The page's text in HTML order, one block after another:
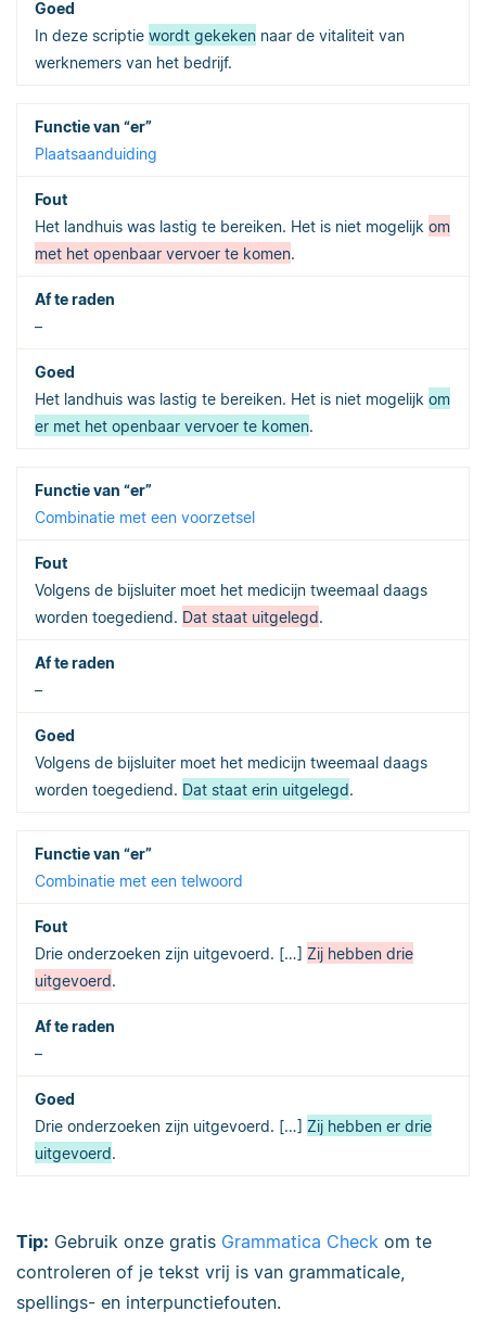
In deze scriptie wordt gekeken naar de vitaliteit van
werknemers van het bedrijf.
Plaatsaanduiding
Het landhuis was lastig te bereiken. Het is niet mogelijk om
met het openbaar vervoer te komen.
–
Het landhuis was lastig te bereiken. Het is niet mogelijk om
er met het openbaar vervoer te komen.
Combinatie met een voorzetsel
Volgens de bijsluiter moet het medicijn tweemaal daags
worden toegediend. Dat staat uitgelegd.
–
Volgens de bijsluiter moet het medicijn tweemaal daags
worden toegediend. Dat staat erin uitgelegd.
Combinatie met een telwoord
Drie onderzoeken zijn uitgevoerd. […] Zij hebben drie
uitgevoerd.
–
Drie onderzoeken zijn uitgevoerd. […] Zij hebben er drie
uitgevoerd.
Tip: Gebruik onze gratis Grammatica Check om te
controleren of je tekst vrij is van grammaticale,
spellings- en interpunctiefouten.